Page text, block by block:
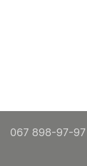
067 898-97-97